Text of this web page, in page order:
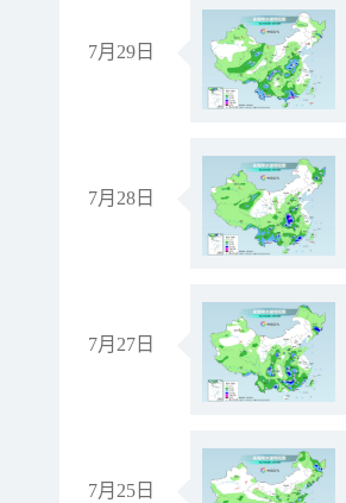
7月29日
7月28日
7月27日
7月25日